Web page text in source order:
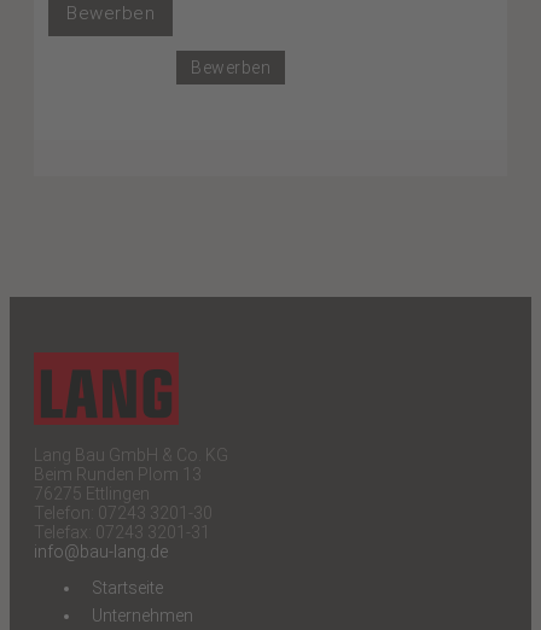
Bewerben
Bewerben
Lang Bau GmbH & Co. KG
Beim Runden Plom 13
76275 Ettlingen
Telefon: 07243 3201-30
Telefax: 07243 3201-31
info@bau-lang.de
Startseite
Unternehmen